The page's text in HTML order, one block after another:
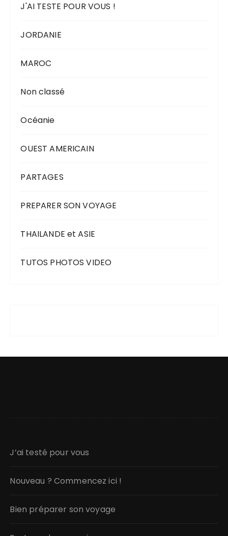
J'AI TESTE POUR VOUS !
JORDANIE
MAROC
Non classé
Océanie
OUEST AMERICAIN
PARTAGES
PREPARER SON VOYAGE
THAILANDE et ASIE
TUTOS PHOTOS VIDEO
J’ai testé pour vous
Nouveau ? Commencez ici !
Bien préparer son voyage